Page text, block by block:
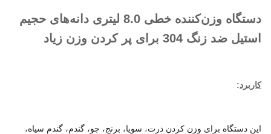
دستگاه وزن‌کننده خطی 8.0 لیتری دانه‌های حجیم
استیل ضد زنگ 304 برای پر کردن وزن زیاد
کاربرد:
این دستگاه برای وزن کردن ذرت، سویا، برنج، جو، گندم، گندم سیاه،